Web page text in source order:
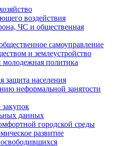
воздействия
ЧС и общественная
самоуправление
и землеустройство
молодежная политика
защита населения
неформальной занятости
данных
городской среды
развитие